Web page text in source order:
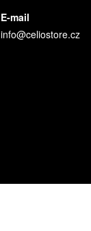
E-mail
info@celiostore.cz